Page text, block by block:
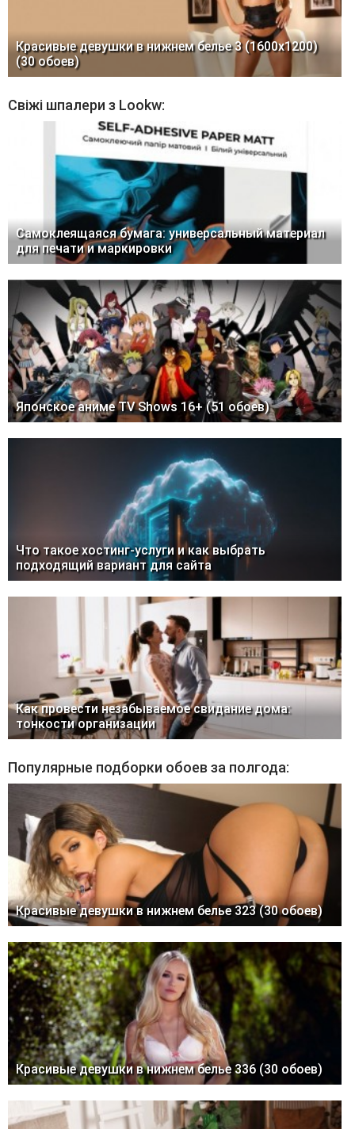
Красивые девушки в нижнем белье 3 (1600x1200)
(30 обоев)
Свіжі шпалери з Lookw:
Самоклеящаяся бумага: универсальный материал
для печати и маркировки
Японское аниме TV Shows 16+ (51 обоев)
Что такое хостинг-услуги и как выбрать
подходящий вариант для сайта
Как провести незабываемое свидание дома:
тонкости организации
Популярные подборки обоев за полгода:
Красивые девушки в нижнем белье 323 (30 обоев)
Красивые девушки в нижнем белье 336 (30 обоев)